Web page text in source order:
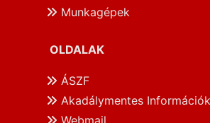
Munkagépek
OLDALAK
ÁSZF
Akadálymentes Információk
Webmail